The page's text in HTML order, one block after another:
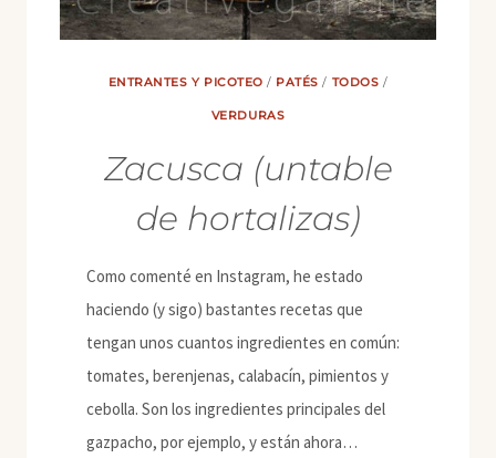
ENTRANTES Y PICOTEO / PATÉS / TODOS /
VERDURAS
Zacusca (untable
de hortalizas)
Como comenté en Instagram, he estado
haciendo (y sigo) bastantes recetas que
tengan unos cuantos ingredientes en común:
tomates, berenjenas, calabacín, pimientos y
cebolla. Son los ingredientes principales del
gazpacho, por ejemplo, y están ahora…